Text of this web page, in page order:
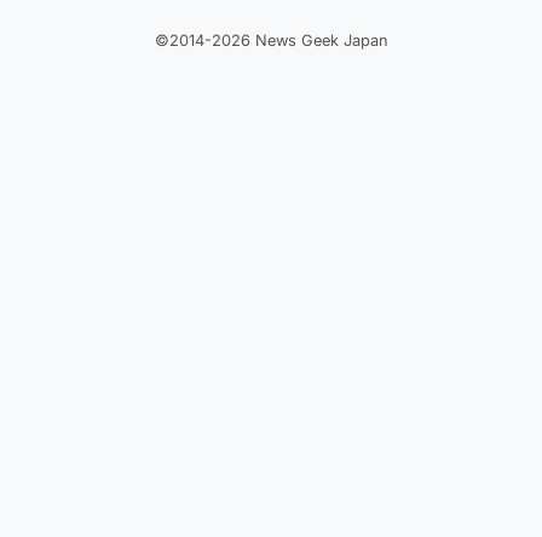
©2014-2026 News Geek Japan